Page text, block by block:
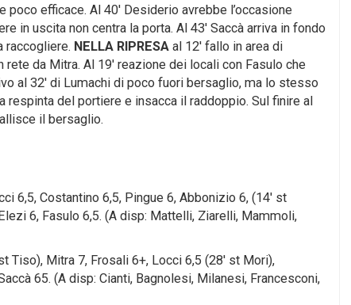
efficace. Al 40′ Desiderio avrebbe l’occasione
in uscita non centra la porta. Al 43′ Saccà arriva in fondo
raccogliere. NELLA RIPRESA al 12′ fallo in area di
da Mitra. Al 19′ reazione dei locali con Fasulo che
al 32′ di Lumachi di poco fuori bersaglio, ma lo stesso
respinta del portiere e insacca il raddoppio. Sul finire al
il bersaglio.
6,5, Costantino 6,5, Pingue 6, Abbonizio 6, (14′ st
6, Fasulo 6,5. (A disp: Mattelli, Ziarelli, Mammoli,
Tiso), Mitra 7, Frosali 6+, Locci 6,5 (28′ st Mori),
65. (A disp: Cianti, Bagnolesi, Milanesi, Francesconi,